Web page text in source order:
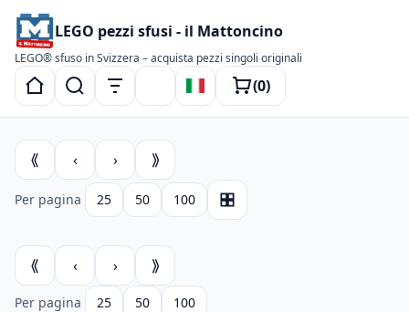
LEGO pezzi sfusi - il Mattoncino
LEGO® sfuso in Svizzera – acquista pezzi singoli originali
Passa al tema scuro
(0)
⟪ ‹ › ⟫
Per pagina 25 50 100 Layout
⟪ ‹ › ⟫
Per pagina 25 50 100